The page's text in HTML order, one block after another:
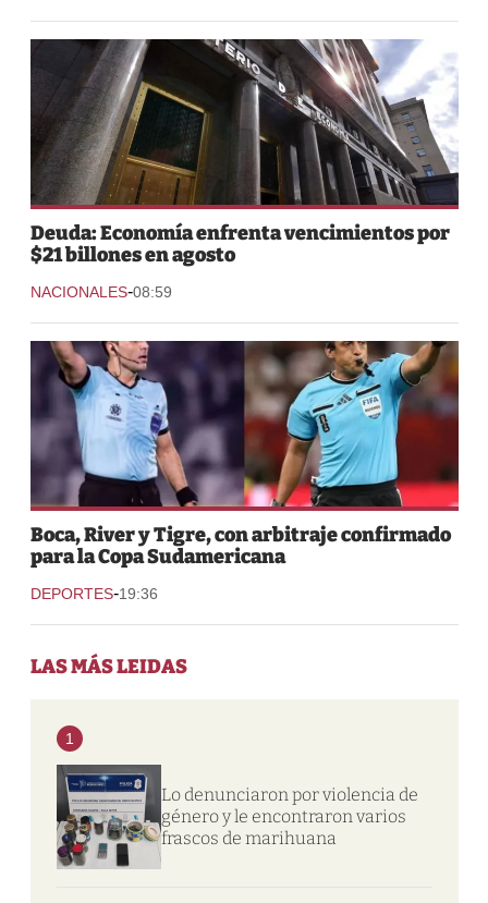
Deuda: Economía enfrenta vencimientos por
$21 billones en agosto
NACIONALES-08:59
Boca, River y Tigre, con arbitraje confirmado
para la Copa Sudamericana
DEPORTES-19:36
LAS MÁS LEIDAS
1
Lo denunciaron por violencia de
género y le encontraron varios
frascos de marihuana